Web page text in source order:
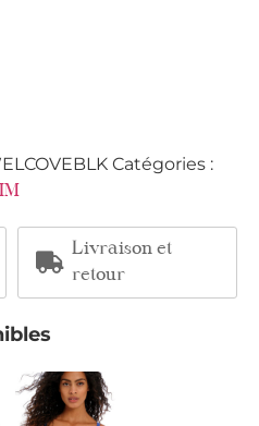
Catégories :
Livraison et
retour